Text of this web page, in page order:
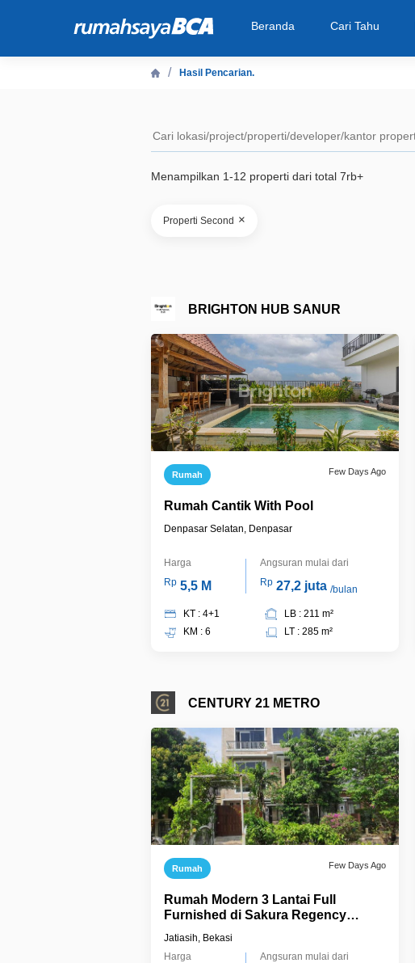
Beranda Cari Tahu
Hasil Pencarian.
Menampilkan 1-12 properti dari total 7rb+
Properti Second ×
BRIGHTON HUB SANUR
Rumah Few Days Ago
Rumah Cantik With Pool
Denpasar Selatan, Denpasar
Harga
Rp 5,5 M
Angsuran mulai dari
Rp 27,2 juta /bulan
KT : 4+1
KM : 6
LB : 211 m²
LT : 285 m²
CENTURY 21 METRO
Rumah Few Days Ago
Rumah Modern 3 Lantai Full
Furnished di Sakura Regency
Rp4,9 M Nego
Jatiasih, Bekasi
Harga
Angsuran mulai dari